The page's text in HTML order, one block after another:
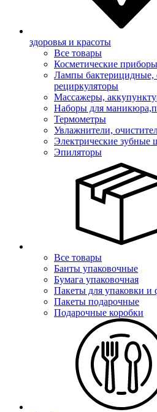
здоровья и красоты
Все товары
Косметические приборы
Лампы бактерицидные,
рециркуляторы
Массажеры,
Наборы для
Термометры
Увлажнители,
Электрические зубные
Эпиляторы
Все товары
Банты упаковочные
Бумага упаковочная
Пакеты для упаковки и
Пакеты подарочные
Подарочные коробки